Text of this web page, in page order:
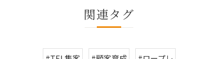
関連タグ